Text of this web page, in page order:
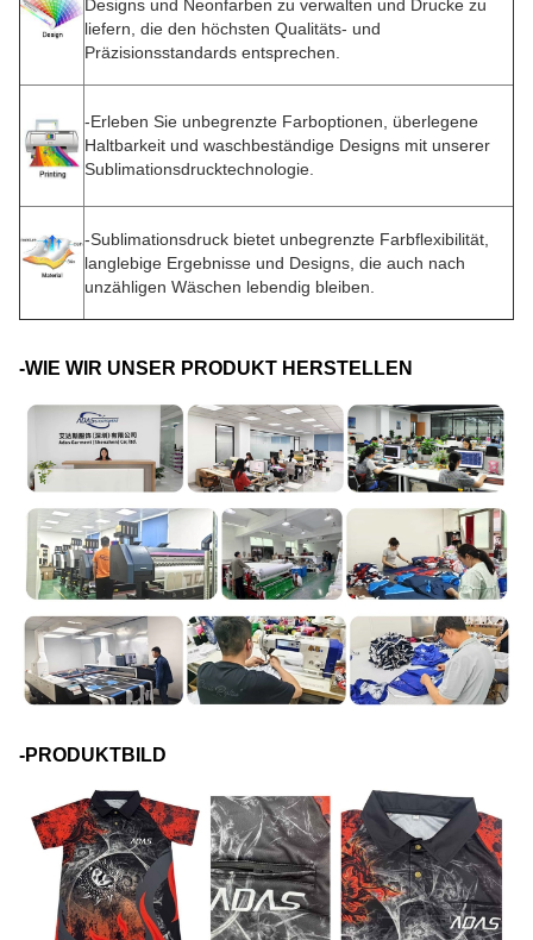
Designs und Neonfarben zu verwalten und Drucke zu
liefern, die den höchsten Qualitäts- und
Präzisionsstandards entsprechen.
-Erleben Sie unbegrenzte Farboptionen, überlegene
Haltbarkeit und waschbeständige Designs mit unserer
Sublimationsdrucktechnologie.
-Sublimationsdruck bietet unbegrenzte Farbflexibilität,
langlebige Ergebnisse und Designs, die auch nach
unzähligen Wäschen lebendig bleiben.
-WIE WIR UNSER PRODUKT HERSTELLEN
-PRODUKTBILD